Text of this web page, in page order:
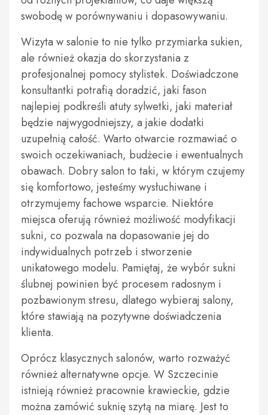
swobodę w porównywaniu i dopasowywaniu.
Wizyta w salonie to nie tylko przymiarka sukien,
ale również okazja do skorzystania z
profesjonalnej pomocy stylistek. Doświadczone
konsultantki potrafią doradzić, jaki fason
najlepiej podkreśli atuty sylwetki, jaki materiał
będzie najwygodniejszy, a jakie dodatki
uzupełnią całość. Warto otwarcie rozmawiać o
swoich oczekiwaniach, budżecie i ewentualnych
obawach. Dobry salon to taki, w którym czujemy
się komfortowo, jesteśmy wysłuchiwane i
otrzymujemy fachowe wsparcie. Niektóre
miejsca oferują również możliwość modyfikacji
sukni, co pozwala na dopasowanie jej do
indywidualnych potrzeb i stworzenie
unikatowego modelu. Pamiętaj, że wybór sukni
ślubnej powinien być procesem radosnym i
pozbawionym stresu, dlatego wybieraj salony,
które stawiają na pozytywne doświadczenia
klienta.
Oprócz klasycznych salonów, warto rozważyć
również alternatywne opcje. W Szczecinie
istnieją również pracownie krawieckie, gdzie
można zamówić suknię szytą na miarę. Jest to